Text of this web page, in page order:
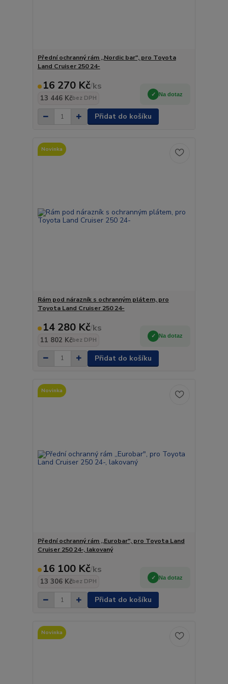
Přední ochranný rám ,,Nordic bar", pro Toyota
Land Cruiser 250 24-
16 270 Kč/ks
13 446 Kčbez DPH
Na dotaz
Přidat do košíku
Novinka
Rám pod nárazník s ochranným plátem, pro
Toyota Land Cruiser 250 24-
14 280 Kč/ks
11 802 Kčbez DPH
Na dotaz
Přidat do košíku
Novinka
Přední ochranný rám ,,Eurobar", pro Toyota Land
Cruiser 250 24-, lakovaný
16 100 Kč/ks
13 306 Kčbez DPH
Na dotaz
Přidat do košíku
Novinka